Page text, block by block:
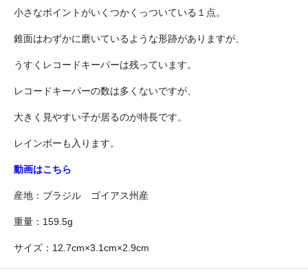
小さなポイントがいくつかくっついている１点。
錐面はわずかに磨いているような形跡がありますが、
うすくレコードキーパーは残っています。
レコードキーパーの数は多くないですが、
大きく見やすい子が居るのが特長です。
レインボーも入ります。
動画はこちら
産地：ブラジル ゴイアス州産
重量：159.5g
サイズ：12.7cm×3.1cm×2.9cm